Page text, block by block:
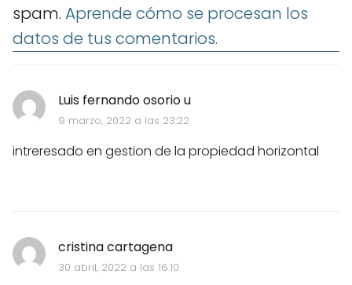
Luis fernando osorio u
9 marzo, 2022 a las 23:22
intreresado en gestion de la propiedad horizontal
cristina cartagena
30 abril, 2022 a las 16:10
spam. Aprende cómo se procesan los
datos de tus comentarios.